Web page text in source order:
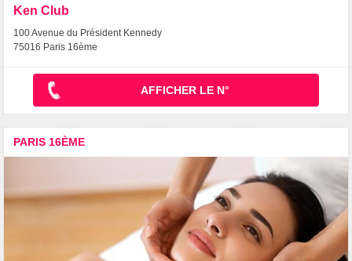
Ken Club
100 Avenue du Président Kennedy
75016 Paris 16ème
AFFICHER LE N°
PARIS 16ÈME